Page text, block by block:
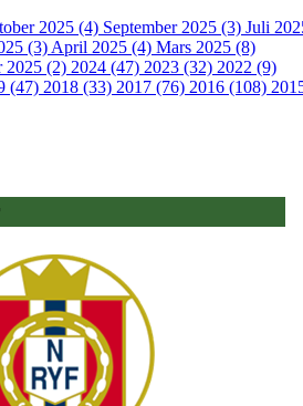
2025 (4) September 2025 (3) Juli
(3) April 2025 (4) Mars 2025 (8)
2025 (2) 2024 (47) 2023 (32) 2022 (9)
(47) 2018 (33) 2017 (76) 2016 (108)